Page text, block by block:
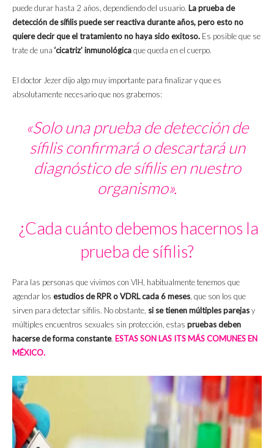
puede durar hasta 2 años, dependiendo del usuario. La prueba de
detección de sífilis puede ser reactiva durante años, pero esto no
quiere decir que el tratamiento no haya sido exitoso. Es posible que se
trate de una ‘cicatriz’ inmunológicaque queda en el cuerpo.
El doctor Jezer dijo algo muy importante para finalizar y que es
absolutamente necesario que nos grabemos:
«Solo una prueba de detección de
sífilis confirmará o descartará un
diagnóstico de sífilis en nuestro
organismo».
¿Cada cuánto debemos hacernos la
prueba de sífilis?
Para las personas que vivimos con VIH, habitualmente tenemos que
agendar los estudios de RPR o VDRL cada 6 meses, que son los que
sirven para detectar sífilis. No obstante, si se tienen múltiples parejasy
múltiples encuentros sexuales sin protección, estas pruebas deben
hacerse de forma constante. ESTAS SON LAS ITS MÁS COMUNES EN
MÉXICO.